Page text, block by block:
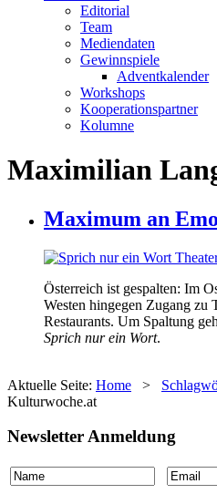
Editorial
Team
Mediendaten
Gewinnspiele
Adventkalender
Workshops
Kooperationspartner
Kolumne
Maximilian
Maximum an
Österreich ist gespalten: Im
Westen hingegen Zugang zu
Restaurants. Um Spaltung
Sprich nur ein Wort.
Aktuelle Seite: Home >
Kulturwoche.at
Newsletter Anmeldung